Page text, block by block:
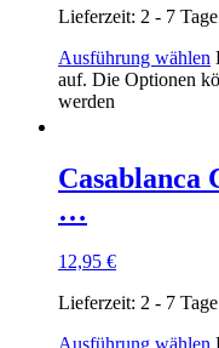
Lieferzeit: 2 - 7 Tage
Ausführung wählen
auf. Die Optionen
werden
Casablanca
…
12,95 €
Lieferzeit: 2 - 7 Tage